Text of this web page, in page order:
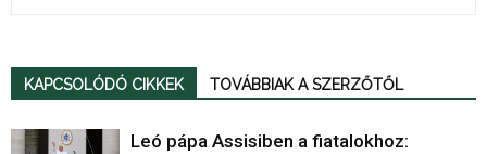
KAPCSOLÓDÓ CIKKEK TOVÁBBIAK A SZERZŐTŐL
Leó pápa Assisiben a fiatalokhoz: